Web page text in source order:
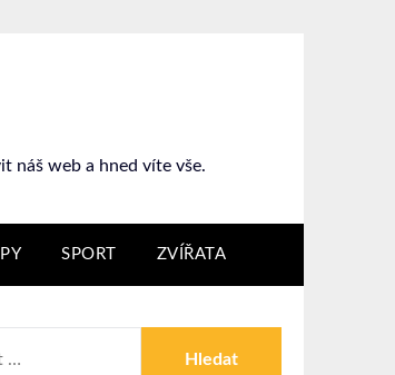
náš web a hned víte vše.
SPORT ZVÍŘATA